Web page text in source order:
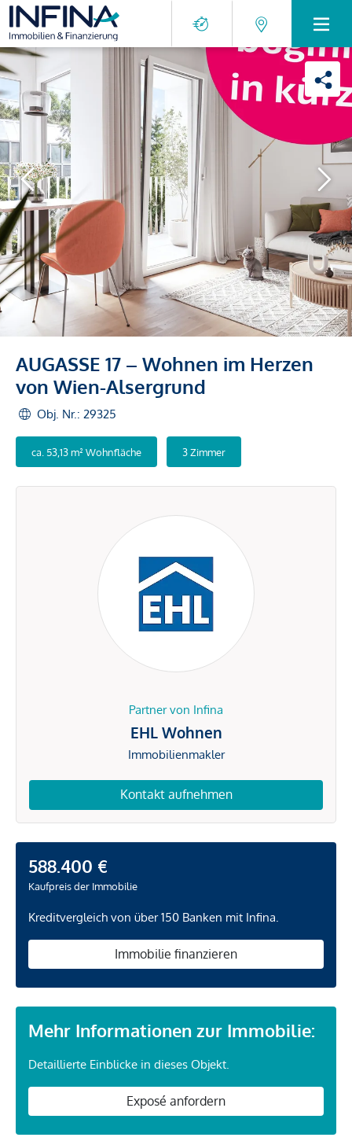
AUGASSE 17 – Wohnen im Herzen
von Wien-Alsergrund
Obj. Nr.: 29325
ca. 53,13 m² Wohnfläche 3 Zimmer
Partner von Infina
EHL Wohnen
Immobilienmakler
Kontakt aufnehmen
588.400 €
Kaufpreis der Immobilie
Kreditvergleich von über 150 Banken mit Infina.
Immobilie finanzieren
Mehr Informationen zur Immobilie:
Detaillierte Einblicke in dieses Objekt.
Exposé anfordern